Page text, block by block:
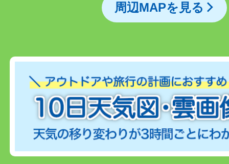
周辺MAPを見る